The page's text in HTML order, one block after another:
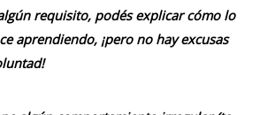
requisito, podés explicar cómo lo
aprendiendo, ¡pero no hay excusas